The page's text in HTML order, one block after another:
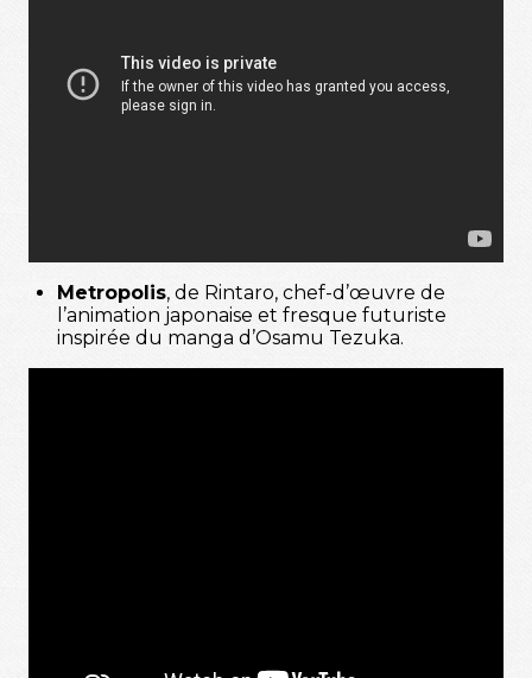
Metropolis, de Rintaro, chef-d’œuvre de
l’animation japonaise et fresque futuriste
inspirée du manga d’Osamu Tezuka.